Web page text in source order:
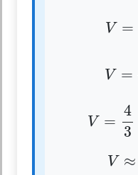
V =
V =
V =
4
3
43
V ≈
V